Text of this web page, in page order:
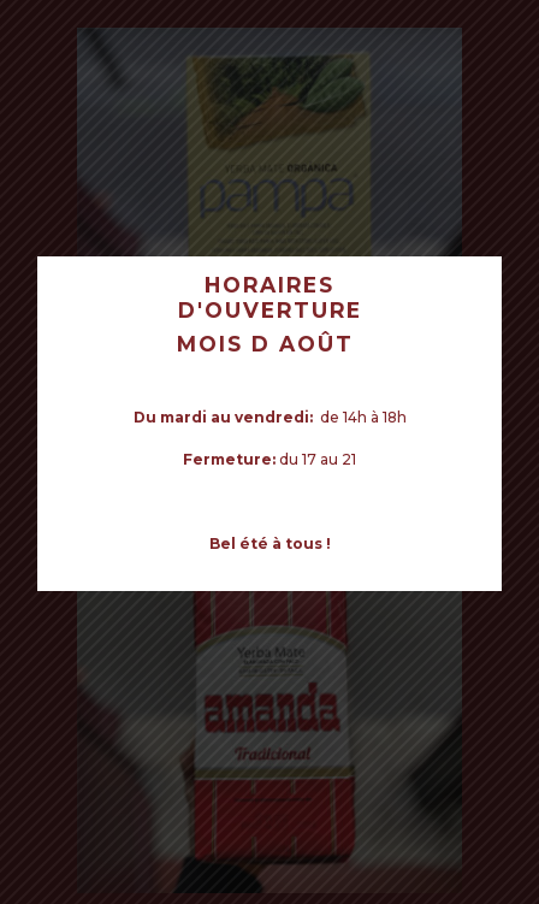
VOTRE PANIER EST VIDE POUR LE
MOMENT.
AMANDA 8€
HORAIRES
D'OUVERTURE
MOIS D AOÛT
Du mardi au vendredi: de 14h à 18h
Fermeture: du 17 au 21
Bel été à tous !